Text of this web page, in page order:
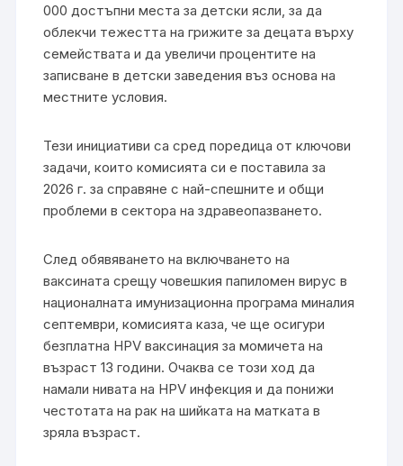
000 достъпни места за детски ясли, за да
облекчи тежестта на грижите за децата върху
семействата и да увеличи процентите на
записване в детски заведения въз основа на
местните условия.
Тези инициативи са сред поредица от ключови
задачи, които комисията си е поставила за
2026 г. за справяне с най-спешните и общи
проблеми в сектора на здравеопазването.
След обявяването на включването на
ваксината срещу човешкия папиломен вирус в
националната имунизационна програма миналия
септември, комисията каза, че ще осигури
безплатна HPV ваксинация за момичета на
възраст 13 години. Очаква се този ход да
намали нивата на HPV инфекция и да понижи
честотата на рак на шийката на матката в
зряла възраст.